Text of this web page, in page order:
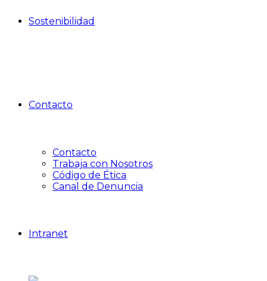
Sostenibilidad
Contacto
Contacto
Trabaja con Nosotros
Código de Ética
Canal de Denuncia
Intranet